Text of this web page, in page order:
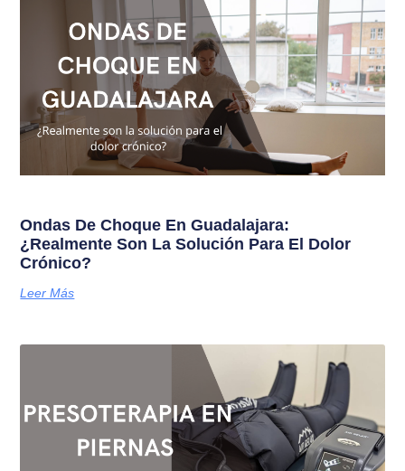
Ondas De Choque En Guadalajara:
¿Realmente Son La Solución Para El Dolor
Crónico?
Leer Más